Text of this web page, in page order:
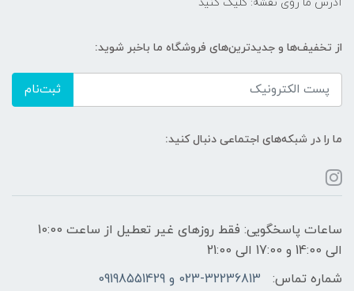
از تخفیف‌ها و جدیدترین‌های فروشگاه ما باخبر شوید:
ثبت‌نام
ما را در شبکه‌های اجتماعی دنبال کنید:
ساعات پاسخگویی: فقط روزهای غیر تعطیل از ساعت 10:00
الی 14:00 و 17:00 الی 21:00
شماره تماس:
023-32236813 و 09198551429